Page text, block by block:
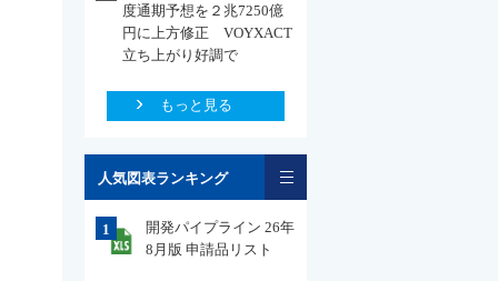
度通期予想を２兆7250億
円に上方修正 VOYXACT
立ち上がり好調で
もっと見る
人気図表ランキング
1
開発パイプライン 26年
8月版 申請品リスト